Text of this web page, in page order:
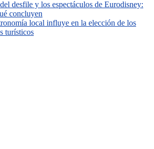
desfile y los espectáculos de Eurodisney:
concluyen
local influye en la elección de los
turísticos